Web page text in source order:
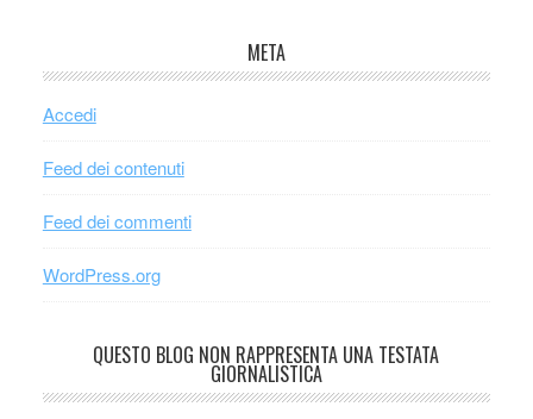
META
Accedi
Feed dei contenuti
Feed dei commenti
WordPress.org
QUESTO BLOG NON RAPPRESENTA UNA TESTATA
GIORNALISTICA